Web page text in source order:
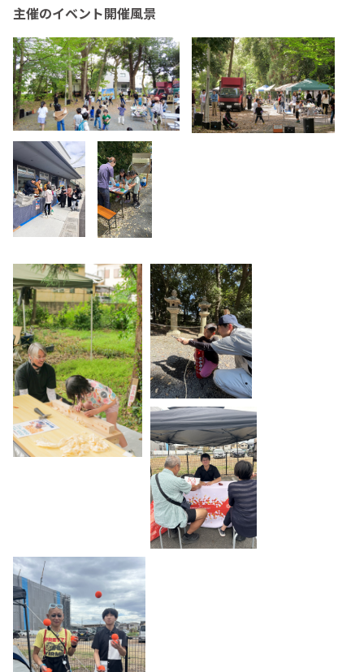
主催のイベント開催風景